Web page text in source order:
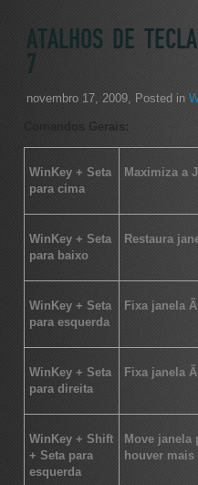
ATALHOS DE
7
novembro 17, 2009, Posted in
Comandos Gerais:
WinKey + Seta
para cima
Maximiza a
WinKey + Seta
para baixo
Restaura
WinKey + Seta
para esquerda
Fixa janela
WinKey + Seta
para direita
Fixa janela
WinKey + Shift
+ Seta para
esquerda
Move janela
houver mais